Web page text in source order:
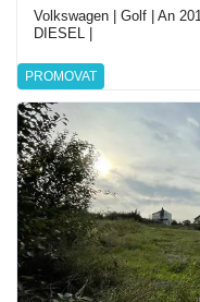
PROMOVAT
Volkswagen | Golf | An
DIESEL |